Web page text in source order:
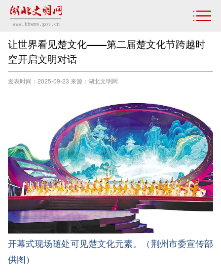
让世界看见楚文化——第二届楚文化节跨越时
空开启文明对话
发表时间：2025-09-23 来源：湖北文明网
开幕式现场随处可见楚文化元素。（荆州市委宣传部
供图）